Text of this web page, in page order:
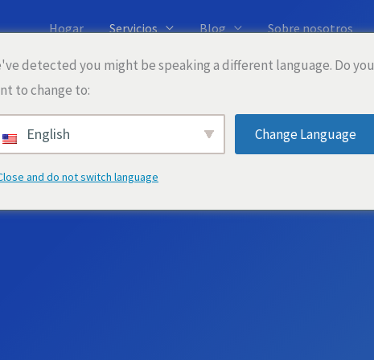
Hogar Servicios Blog Sobre nosotros
detected you might be speaking a different language. Do you
to change to:
English Change Language
and do not switch language